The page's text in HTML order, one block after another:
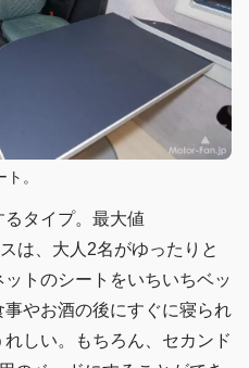
。
タイプ。最大値
は、大人2名がゆったりと
トのシートをいちいちベッ
やお酒の後にすぐに寝られ
しい。もちろん、セカンド